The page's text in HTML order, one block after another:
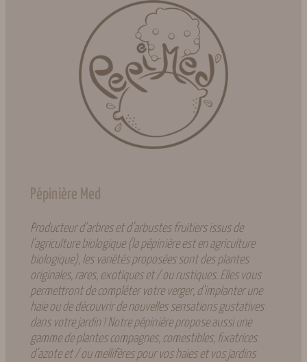
Pépinière Med
Producteur d’arbres et d’arbustes fruitiers issus de
l’agriculture biologique (la pépinière est en agriculture
biologique), les variétés proposées sont des plantes
originales, rares, exotiques et / ou rustiques. Elles vous
permettront de compléter votre verger, d’implanter une
haie ou de découvrir de nouvelles sensations gustatives
dans votre jardin ! Notre pépinière propose aussi une
gamme de plantes compagnes, comestibles, fixatrices
d’azote et / ou mellifères pour vos haies et vos jardins